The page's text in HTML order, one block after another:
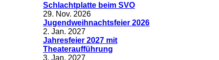
Schlachtplatte beim SVO
29. Nov. 2026
Jugendweihnachtsfeier 2026
2. Jan. 2027
Jahresfeier 2027 mit
Theateraufführung
3. Jan. 2027